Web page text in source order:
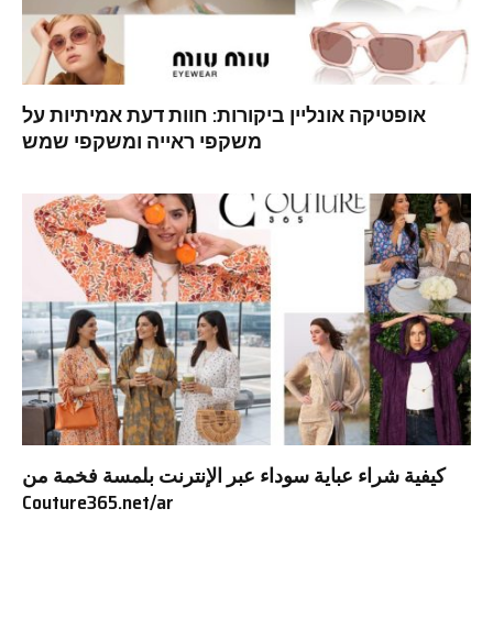
אופטיקה אונליין ביקורות: חוות דעת אמיתיות על
משקפי ראייה ומשקפי שמש
كيفية شراء عباية سوداء عبر الإنترنت بلمسة فخمة من
Couture365.net/ar